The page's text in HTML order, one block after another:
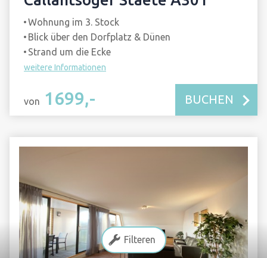
Wohnung im 3. Stock
Blick über den Dorfplatz & Dünen
Strand um die Ecke
weitere Informationen
von 1699,- BUCHEN
Filteren